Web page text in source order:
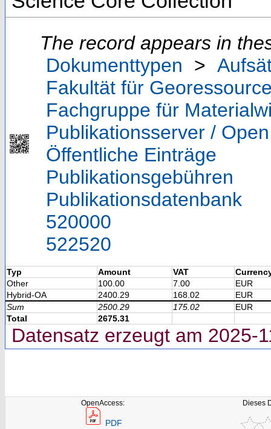
The record appears in
Dokumenttypen
>
Fakultät für
Fachgruppe für
Publikationsserver /
Öffentliche Einträge
Publikationsgebühren
Publikationsdatenbank
520000
522520
Typ Amount VAT
Other
100.00 7.00
EUR
Hybrid-OA
2400.29 168.02
EUR
Sum
2500.29 175.02
EUR
Total
2675.31
Datensatz erzeugt am 2025-
OpenAccess:
PDF
Dieses